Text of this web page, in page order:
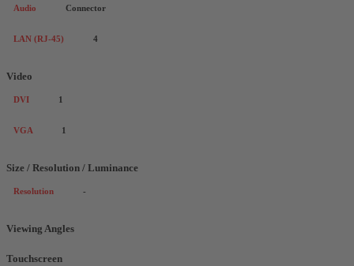
Audio Connector
LAN (RJ-45) 4
Video
DVI 1
VGA 1
Size / Resolution / Luminance
Resolution -
Viewing Angles
Touchscreen